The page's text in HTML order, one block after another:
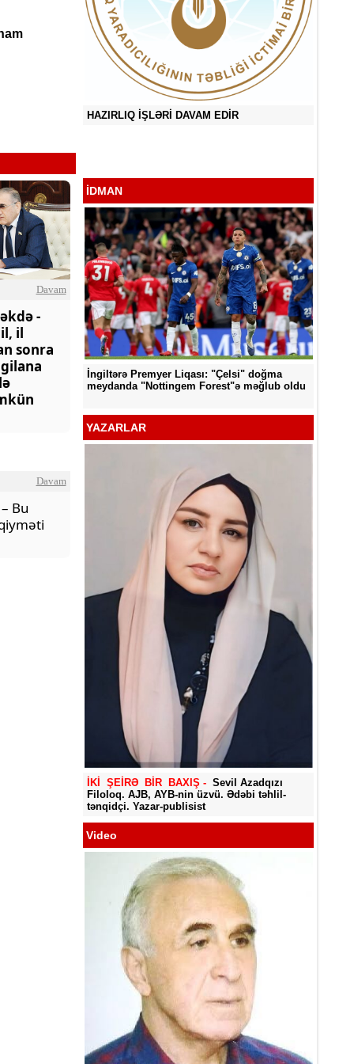
Davam
-
il
sonra
Davam
Bu
HAZIRLIQ İŞLƏRİ DAVAM EDİR
İDMAN
edildi
İngiltərə Premyer Liqası: "Çelsi" doğma
meydanda "Nottingem Forest"ə məğlub oldu
YAZARLAR
İKİ ŞEİRƏ BİR BAXIŞ - Sevil Azadqızı
Filoloq. AJB, AYB-nin üzvü. Ədəbi təhlil-
tənqidçi. Yazar-publisist
Video